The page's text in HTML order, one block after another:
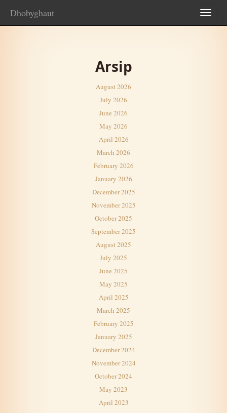
Dhobyghaut
Arsip
August 2026
July 2026
June 2026
May 2026
April 2026
March 2026
February 2026
January 2026
December 2025
November 2025
October 2025
September 2025
August 2025
July 2025
June 2025
May 2025
April 2025
March 2025
February 2025
January 2025
December 2024
November 2024
October 2024
May 2023
April 2023